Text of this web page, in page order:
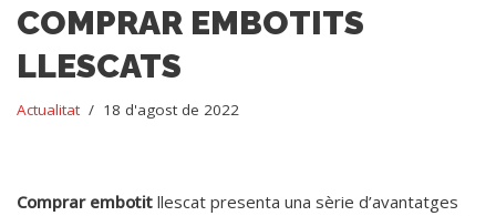
COMPRAR EMBOTITS
LLESCATS
Actualitat 18 d'agost de 2022
Comprar embotit llescat presenta una sèrie d’avantatges